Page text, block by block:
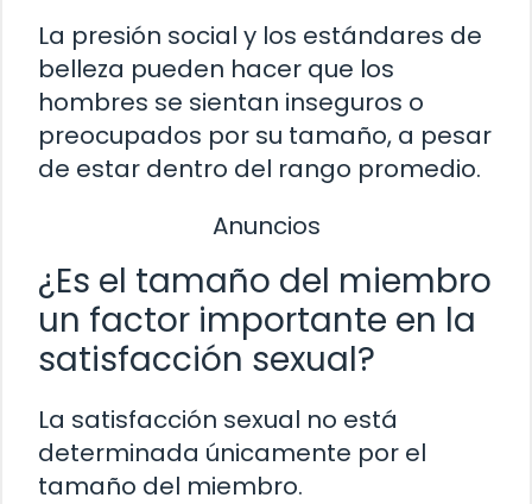
La presión social y los estándares de
belleza pueden hacer que los
hombres se sientan inseguros o
preocupados por su tamaño, a pesar
de estar dentro del rango promedio.
Anuncios
¿Es el tamaño del miembro
un factor importante en la
satisfacción sexual?
La satisfacción sexual no está
determinada únicamente por el
tamaño del miembro.